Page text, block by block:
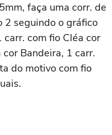
faça uma corr. de
2 seguindo o gráfico
com fio Cléa cor
Bandeira, 1 carr.
do motivo com fio